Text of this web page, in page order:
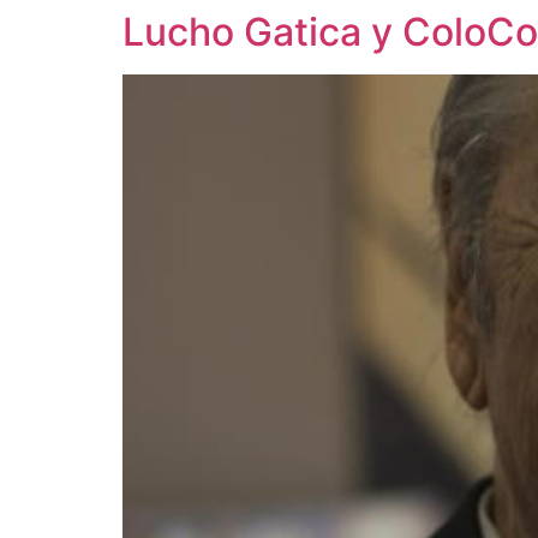
Lucho Gatica y